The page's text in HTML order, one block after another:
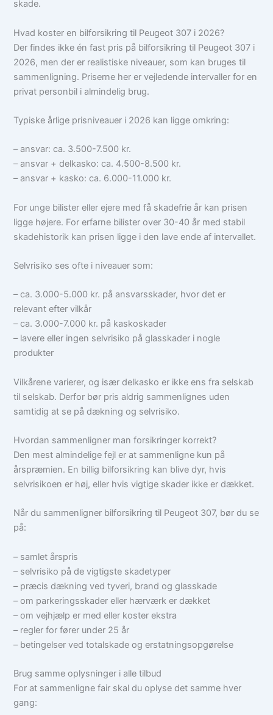
skade.
Hvad koster en bilforsikring til Peugeot 307 i 2026?
Der findes ikke én fast pris på bilforsikring til Peugeot 307 i
2026, men der er realistiske niveauer, som kan bruges til
sammenligning. Priserne her er vejledende intervaller for en
privat personbil i almindelig brug.
Typiske årlige prisniveauer i 2026 kan ligge omkring:
– ansvar: ca. 3.500-7.500 kr.
– ansvar + delkasko: ca. 4.500-8.500 kr.
– ansvar + kasko: ca. 6.000-11.000 kr.
For unge bilister eller ejere med få skadefrie år kan prisen
ligge højere. For erfarne bilister over 30-40 år med stabil
skadehistorik kan prisen ligge i den lave ende af intervallet.
Selvrisiko ses ofte i niveauer som:
– ca. 3.000-5.000 kr. på ansvarsskader, hvor det er
relevant efter vilkår
– ca. 3.000-7.000 kr. på kaskoskader
– lavere eller ingen selvrisiko på glasskader i nogle
produkter
Vilkårene varierer, og især delkasko er ikke ens fra selskab
til selskab. Derfor bør pris aldrig sammenlignes uden
samtidig at se på dækning og selvrisiko.
Hvordan sammenligner man forsikringer korrekt?
Den mest almindelige fejl er at sammenligne kun på
årspræmien. En billig bilforsikring kan blive dyr, hvis
selvrisikoen er høj, eller hvis vigtige skader ikke er dækket.
Når du sammenligner bilforsikring til Peugeot 307, bør du se
på:
– samlet årspris
– selvrisiko på de vigtigste skadetyper
– præcis dækning ved tyveri, brand og glasskade
– om parkeringsskader eller hærværk er dækket
– om vejhjælp er med eller koster ekstra
– regler for fører under 25 år
– betingelser ved totalskade og erstatningsopgørelse
Brug samme oplysninger i alle tilbud
For at sammenligne fair skal du oplyse det samme hver
gang: